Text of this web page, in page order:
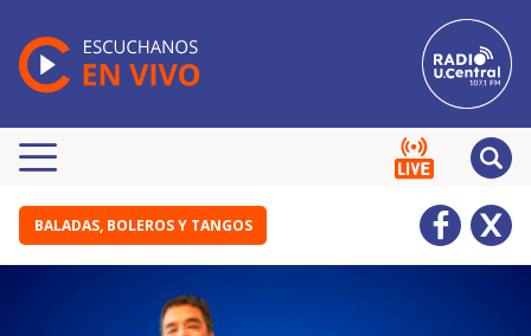
BALADAS, BOLEROS Y TANGOS